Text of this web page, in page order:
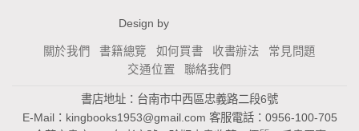
Design by
關於我們 書籍總覽 如何買書 收書辦法
常見問題
交通位置
聯絡我們
書店地址：台南市中西區忠義路二段6號
E-Mail： kingbooks1953@gmail.com 客服電話：0956-100-705